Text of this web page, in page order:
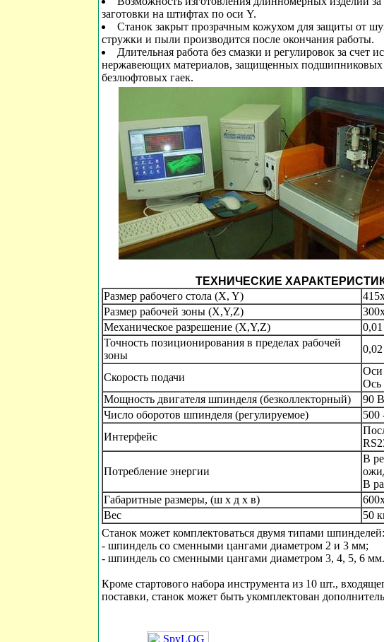
заготовки на штифтах по оси Y.
Станок закрыт прозрачным кожухом для защиты от
стружки и пыли производится после окончания работы.
Длительная работа без смазки и регулировок за счет
нержавеющих материалов, защищенных подшипниковых
безлюфтовых гаек.
ТЕХНИЧЕСКИЕ
Размер рабочего стола (X, Y)
Размер рабочей зоны (X,Y,Z)
Механическое разрешение (X,Y,Z)
Точность позиционирования в пределах рабочей
зоны
Скорость подачи
Оси
Ось
Мощность двигателя шпинделя (безколлекторный)
90
Число оборотов шпинделя (регулируемое)
500
Интерфейс
Потребление энергии
В
В
Габаритные размеры, (ш x д x в)
Вес
50
Станок может комплектоваться двумя типами шпинделей:
- шпиндель со сменными цангами диаметром 2 и 3 мм;
- шпиндель со сменными цангами диаметром 3, 4, 5, 6 мм.
Кроме стартового набора инструмента из 10 шт.,
поставки, станок может быть укомплектован